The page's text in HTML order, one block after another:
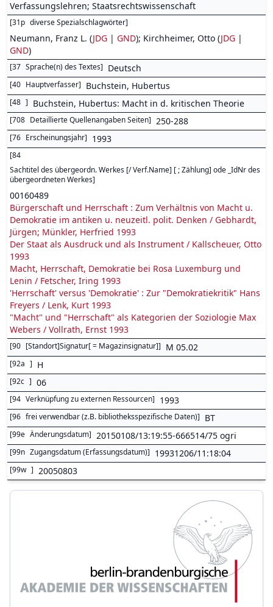
Verfassungslehren; Staatsrechtswissenschaft
[31p diverse Spezialschlagwörter]
Neumann, Franz L. (JDG | GND); Kirchheimer, Otto (JDG |
GND)
[37 Sprache(n) des Textes] Deutsch
[40 Hauptverfasser] Buchstein, Hubertus
[48 ] Buchstein, Hubertus: Macht in d. kritischen Theorie
[708 Detaillierte Quellenangaben Seiten] 250-288
[76 Erscheinungsjahr] 1993
[84
Sachtitel des übergeordn. Werkes [/ Verf.Name] [ ; Zählung] ode _IdNr des
übergeordneten Werkes]
00160489
Bürgerschaft und Herrschaft : Zum Verhältnis von Macht u.
Demokratie im antiken u. neuzeitl. polit. Denken / Gebhardt,
Jürgen; Münkler, Herfried 1993
Der Staat als Ausdruck und als Instrument / Kallscheuer, Otto
1993
Macht, Herrschaft, Demokratie bei Rosa Luxemburg und
Lenin / Fetscher, Iring 1993
'Herrschaft' versus 'Demokratie' : Zur "Demokratiekritik" Hans
Freyers / Lenk, Kurt 1993
"Macht" und "Herrschaft" als Kategorien der Soziologie Max
Webers / Vollrath, Ernst 1993
[90 [Standort]Signatur[ = Magazinsignatur]] M 05.02
[92a ] H
[92c ] 06
[94 Verknüpfung zu externen Ressourcen] 1993
[96 frei verwendbar (z.B. bibliotheksspezifische Daten)] BT
[99e Änderungsdatum] 20150108/13:19:55-666514/75 ogri
[99n Zugangsdatum (Erfassungsdatum)] 19931206/11:18:04
[99w ] 20050803